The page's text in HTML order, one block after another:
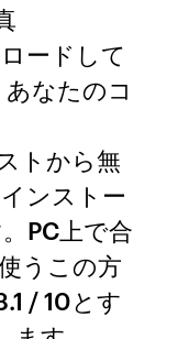
ードして
なたのコ
トから無
ンストー
PC上で合
うこの方
/ 10とす